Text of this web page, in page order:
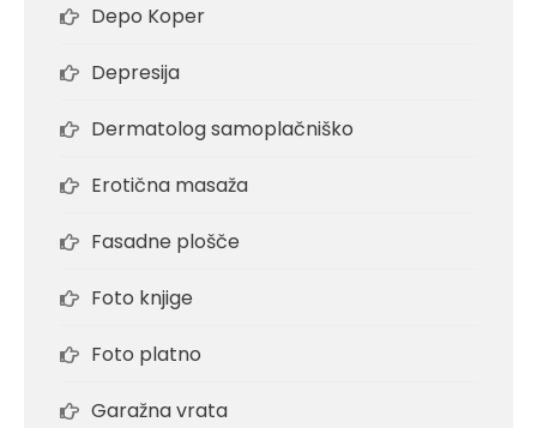
Depo Koper
Depresija
Dermatolog samoplačniško
Erotična masaža
Fasadne plošče
Foto knjige
Foto platno
Garažna vrata